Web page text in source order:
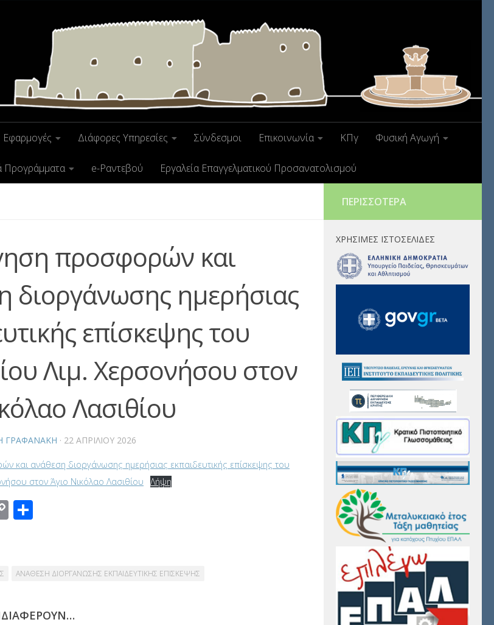
Εφαρμογές Διάφορες Υπηρεσίες Σύνδεσμοι Επικοινωνία ΚΠγ Φυσική Αγωγή
Προγράμματα e-Ραντεβού Εργαλεία Επαγγελματικού Προσανατολισμού
προσφορών και
διοργάνωσης ημερήσιας
επίσκεψης του
Λιμ. Χερσονήσου στον
Λασιθίου
ΓΡΑΦΑΝΆΚΗ · 22 ΑΠΡΙΛΊΟΥ 2026
και ανάθεση διοργάνωσης ημερήσιας εκπαιδευτικής επίσκεψης του
στον Άγιο Νικόλαο Λασιθίου
Λήψη
Copy
ΑΝΑΘΕΣΗ ΔΙΟΡΓΑΝΩΣΗΣ ΕΚΠΑΙΔΕΥΤΙΚΗΣ ΕΠΙΣΚΕΨΗΣ
ΠΕΡΙΣΣΌΤΕΡΑ
ΧΡΉΣΙΜΕΣ ΙΣΤΟΣΕΛΊΔΕΣ